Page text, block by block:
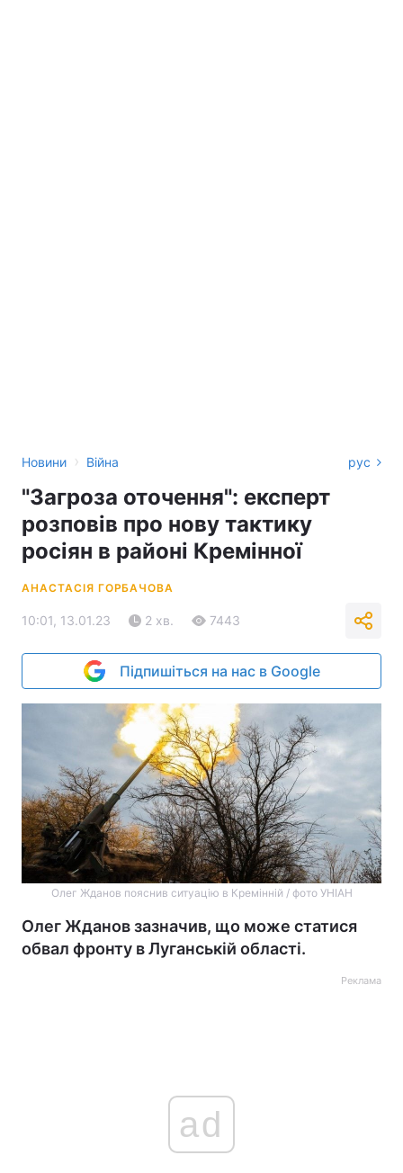
Новини › Війна рус
"Загроза оточення": експерт
розповів про нову тактику
росіян в районі Кремінної
АНАСТАСІЯ ГОРБАЧОВА
10:01, 13.01.23 2 хв. 7443
Підпишіться на нас в Google
Олег Жданов пояснив ситуацію в Кремінній / фото УНІАН
Олег Жданов зазначив, що може статися
обвал фронту в Луганській області.
Реклама
ad